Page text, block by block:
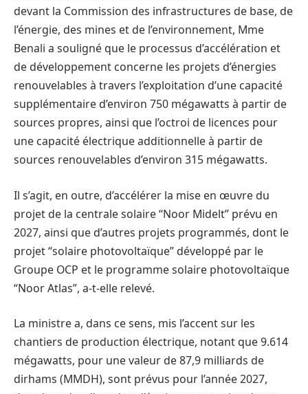
devant la Commission des infrastructures de base, de
l’énergie, des mines et de l’environnement, Mme
Benali a souligné que le processus d’accélération et
de développement concerne les projets d’énergies
renouvelables à travers l’exploitation d’une capacité
supplémentaire d’environ 750 mégawatts à partir de
sources propres, ainsi que l’octroi de licences pour
une capacité électrique additionnelle à partir de
sources renouvelables d’environ 315 mégawatts.
Il s’agit, en outre, d’accélérer la mise en œuvre du
projet de la centrale solaire “Noor Midelt” prévu en
2027, ainsi que d’autres projets programmés, dont le
projet “solaire photovoltaïque” développé par le
Groupe OCP et le programme solaire photovoltaïque
“Noor Atlas”, a-t-elle relevé.
La ministre a, dans ce sens, mis l’accent sur les
chantiers de production électrique, notant que 9.614
mégawatts, pour une valeur de 87,9 milliards de
dirhams (MMDH), sont prévus pour l’année 2027,